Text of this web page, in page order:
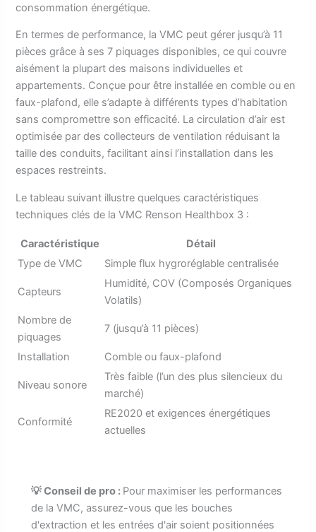
consommation énergétique.
En termes de performance, la VMC peut gérer jusqu’à 11
pièces grâce à ses 7 piquages disponibles, ce qui couvre
aisément la plupart des maisons individuelles et
appartements. Conçue pour être installée en comble ou en
faux-plafond, elle s’adapte à différents types d’habitation
sans compromettre son efficacité. La circulation d’air est
optimisée par des collecteurs de ventilation réduisant la
taille des conduits, facilitant ainsi l’installation dans les
espaces restreints.
Le tableau suivant illustre quelques caractéristiques
techniques clés de la VMC Renson Healthbox 3 :
Caractéristique
Détail
Type de VMC
Simple flux hygroréglable centralisée
Capteurs
Humidité, COV (Composés Organiques
Volatils)
Nombre de
piquages
7 (jusqu’à 11 pièces)
Installation Comble ou faux-plafond
Niveau sonore
Très faible (l’un des plus silencieux du
marché)
Conformité
RE2020 et exigences énergétiques
actuelles
💡 Conseil de pro : Pour maximiser les performances
de la VMC, assurez-vous que les bouches
d'extraction et les entrées d'air soient positionnées